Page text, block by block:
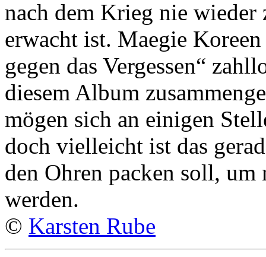
nach dem Krieg nie
erwacht ist. Maegie
gegen das Vergessen“
diesem Album
mögen sich an einigen
doch vielleicht ist das
den Ohren packen soll,
werden.
© Karsten Rube